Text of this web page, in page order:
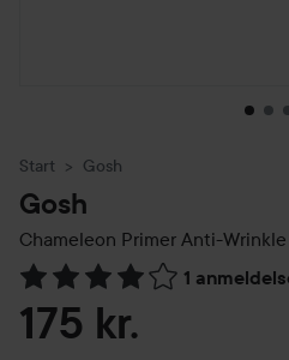
Start Gosh
Gosh
Chameleon Primer Anti-Wrinkle
1
Gå til Anmeldelser &
175 kr.